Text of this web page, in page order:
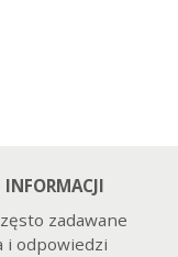
INFORMACJI
zadawane
i odpowiedzi